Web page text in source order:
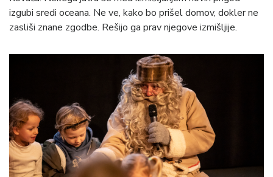
izgubi sredi oceana. Ne ve, kako bo prišel domov, dokler ne
zasliši znane zgodbe. Rešijo ga prav njegove izmišljije.